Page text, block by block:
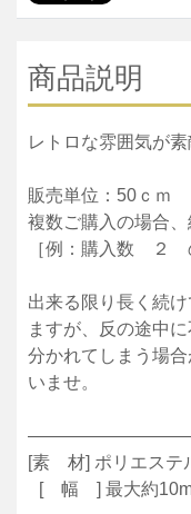
商品説明
レトロな雰囲気が素
販売単位：50ｃｍ
複数ご購入の場合、
［例：購入数 ２
出来る限り長く続
ますが、反の途中
分かれてしまう場
いませ。
[素 材] ポリエステ
[ 幅 ] 最大約